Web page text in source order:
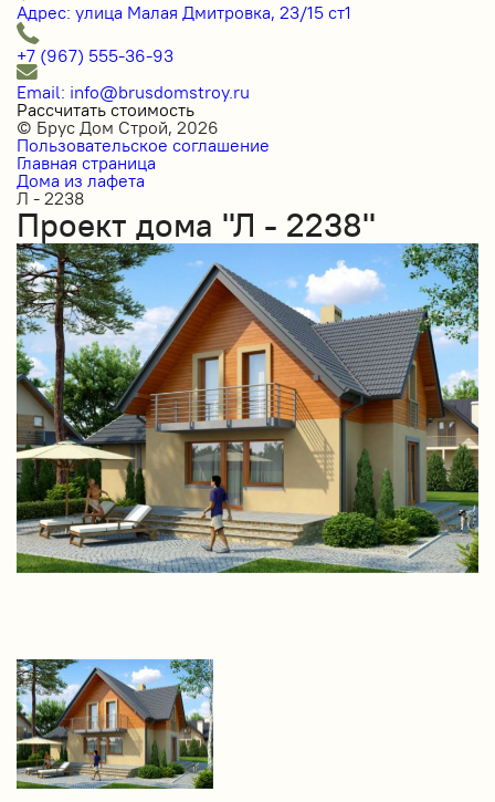
Адрес: улица Малая Дмитровка, 23/15 ст1
+7 (967) 555-36-93
Email: info@brusdomstroy.ru
Рассчитать стоимость
© Брус Дом Строй, 2026
Пользовательское соглашение
Главная страница
Дома из лафета
Л - 2238
Проект дома "Л - 2238"